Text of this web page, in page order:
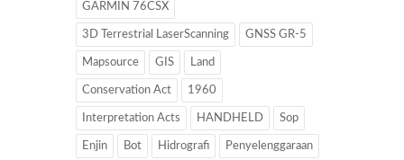
GARMIN 76CSX
3D Terrestrial LaserScanning GNSS GR-5
Mapsource GIS Land
Conservation Act 1960
Interpretation Acts HANDHELD Sop
Enjin Bot Hidrografi Penyelenggaraan